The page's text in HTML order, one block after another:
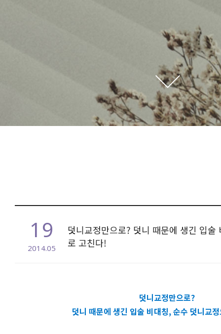
19
2014.05
덧니교정만으로? 덧니 때문에 생긴 입술
로 고친다!
본문
덧니교정만으로?
덧니 때문에 생긴 입술 비대칭, 순수 덧니교